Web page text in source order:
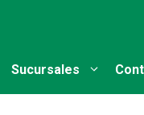
Sucursales